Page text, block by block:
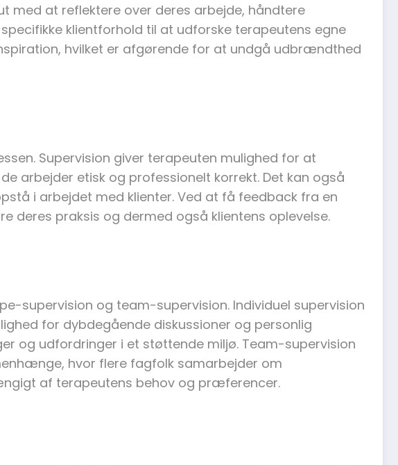
med at reflektere over deres arbejde, håndtere
klientforhold til at udforske terapeutens egne
hvilket er afgørende for at undgå udbrændthed
Supervision giver terapeuten mulighed for at
arbejder etisk og professionelt korrekt. Det kan også
i arbejdet med klienter. Ved at få feedback fra en
deres praksis og dermed også klientens oplevelse.
supervision og team-supervision. Individuel supervision
for dybdegående diskussioner og personlig
og udfordringer i et støttende miljø. Team-supervision
hvor flere fagfolk samarbejder om
af terapeutens behov og præferencer.